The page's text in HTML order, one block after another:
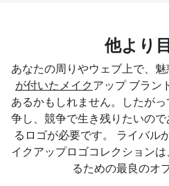
他より
あなたの周りやウェブ上で、
が付いたメイク アップ ブラン
あるかもしれません。したが
争し、競争で生き残りたいの
るロゴが必要です。 ライバル
イクアップロゴコレクション
るための最良のオ